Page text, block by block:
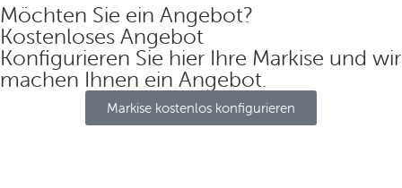
Möchten Sie ein Angebot?
Kostenloses Angebot
Konfigurieren Sie hier Ihre Markise und wir
machen Ihnen ein Angebot.
Markise kostenlos konfigurieren